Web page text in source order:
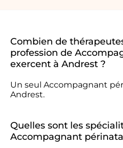
Combien de
profession de
exercent à Andrest ?
Un seul Accompagnant
Andrest.
Quelles sont les
Accompagnant